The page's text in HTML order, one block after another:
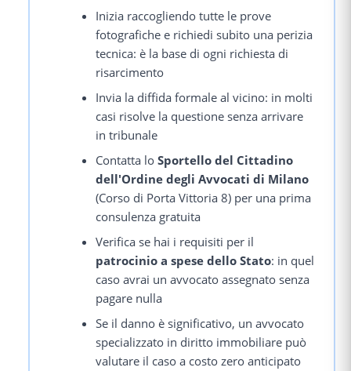
Inizia raccogliendo tutte le prove
fotografiche e richiedi subito una perizia
tecnica: è la base di ogni richiesta di
risarcimento
Invia la diffida formale al vicino: in molti
casi risolve la questione senza arrivare
in tribunale
Contatta loSportello del Cittadino
dell'Ordine degli Avvocati di Milano
(Corso di Porta Vittoria 8) per una prima
consulenza gratuita
Verifica se hai i requisiti per il
patrocinio a spese dello Stato: in quel
caso avrai un avvocato assegnato senza
pagare nulla
Se il danno è significativo, un avvocato
specializzato in diritto immobiliare può
valutare il caso a costo zero anticipato